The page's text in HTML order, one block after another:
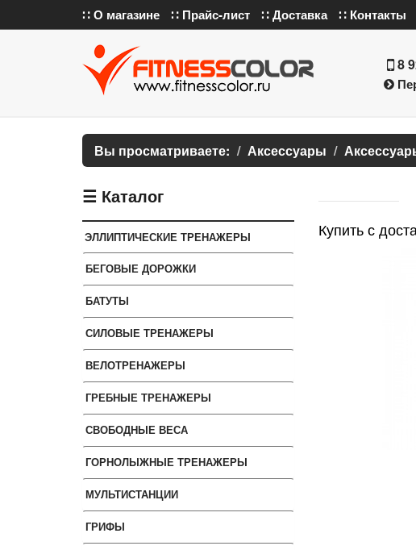
∷ О магазине ∷ Прайс-лист ∷ Доставка ∷ Контакты
8
Вы просматриваете: Аксессуары
☰ Каталог
ЭЛЛИПТИЧЕСКИЕ ТРЕНАЖЕРЫ
БЕГОВЫЕ ДОРОЖКИ
БАТУТЫ
СИЛОВЫЕ ТРЕНАЖЕРЫ
ВЕЛОТРЕНАЖЕРЫ
ГРЕБНЫЕ ТРЕНАЖЕРЫ
СВОБОДНЫЕ ВЕСА
ГОРНОЛЫЖНЫЕ ТРЕНАЖЕРЫ
МУЛЬТИСТАНЦИИ
ГРИФЫ
Купить с